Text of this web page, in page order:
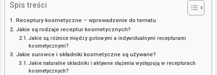
Spis treści
Receptury kosmetyczne – wprowadzenie do tematu
Jakie są rodzaje receptur kosmetycznych?
Jakie są różnice między gotowymi a indywidualnymi recepturami
kosmetycznymi?
Jakie surowce i składniki kosmetyczne są używane?
Jakie naturalne składniki i aktywne stężenia występują w recepturach
kosmetycznych?